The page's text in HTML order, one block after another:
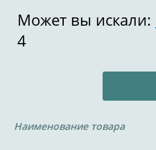
Может вы искали:
4
Наименование товара